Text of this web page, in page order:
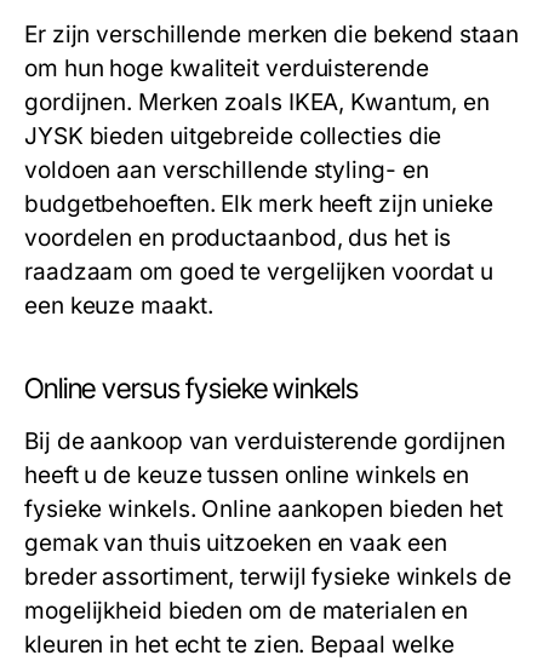
Er zijn verschillende merken die bekend staan
om hun hoge kwaliteit verduisterende
gordijnen. Merken zoals IKEA, Kwantum, en
JYSK bieden uitgebreide collecties die
voldoen aan verschillende styling- en
budgetbehoeften. Elk merk heeft zijn unieke
voordelen en productaanbod, dus het is
raadzaam om goed te vergelijken voordat u
een keuze maakt.
Online versus fysieke winkels
Bij de aankoop van verduisterende gordijnen
heeft u de keuze tussen online winkels en
fysieke winkels. Online aankopen bieden het
gemak van thuis uitzoeken en vaak een
breder assortiment, terwijl fysieke winkels de
mogelijkheid bieden om de materialen en
kleuren in het echt te zien. Bepaal welke